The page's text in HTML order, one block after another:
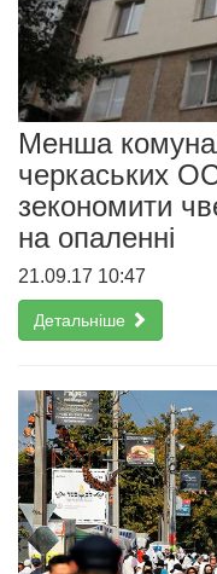
Менша
черкаських
зекономити
на опаленні
21.09.17 10:47
Детальніше